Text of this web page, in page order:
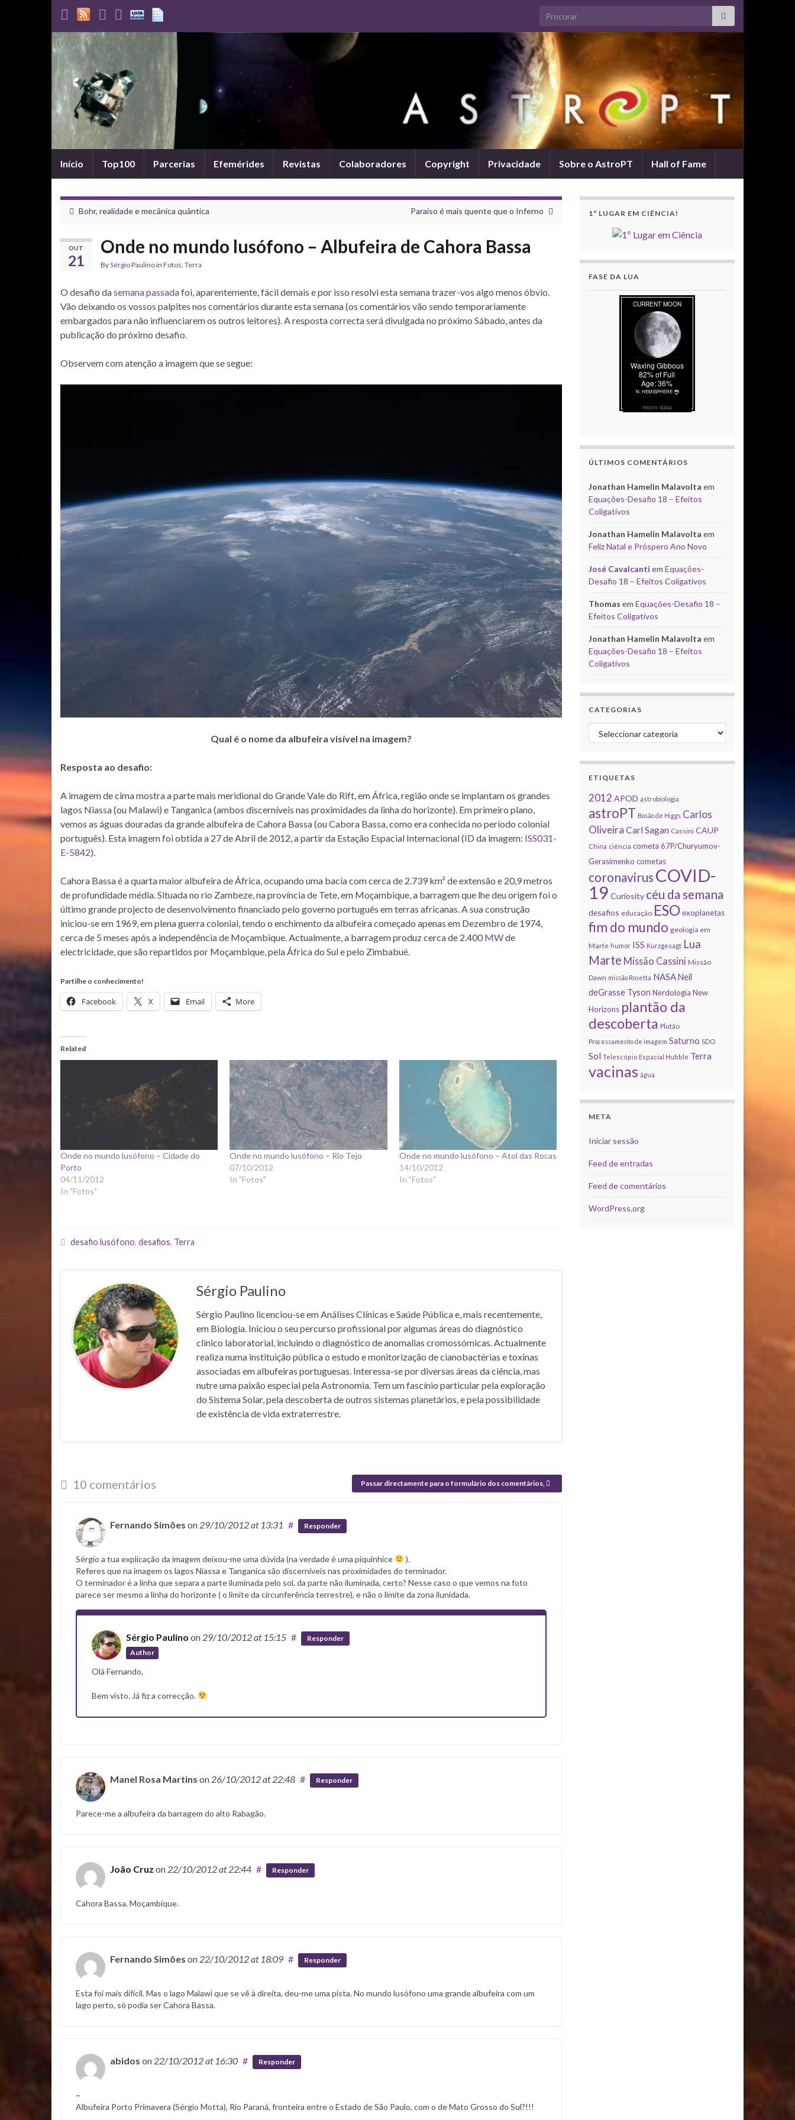
Search for:
Início Top100 Parcerias Efemérides Revistas Colaboradores Copyright Privacidade Sobre o AstroPT Hall of Fame
Bohr, realidade e mecânica quântica Paraíso é mais quente que o Inferno
OUT
21
Onde no mundo lusófono – Albufeira de Cahora Bassa
BySérgio Paulinoin Fotos, Terra
O desafio dasemana passadafoi, aparentemente, fácil demais e por isso resolvi esta semana trazer-vos algo menos óbvio.
Vão deixando os vossos palpites nos comentários durante esta semana (os comentários vão sendo temporariamente
embargados para não influenciarem os outros leitores). A resposta correcta será divulgada no próximo Sábado, antes da
publicação do próximo desafio.
Observem com atenção a imagem que se segue:
Qual é o nome da albufeira visível na imagem?
Resposta ao desafio:
A imagem de cima mostra a parte mais meridional do Grande Vale do Rift, em África, região onde se implantam os grandes
lagos Niassa (ou Malawi) e Tanganica (ambos discerníveis nas proximidades da linha do horizonte). Em primeiro plano,
vemos as águas douradas da grande albufeira de Cahora Bassa (ou Cabora Bassa, como era conhecida no período colonial
português). Esta imagem foi obtida a 27 de Abril de 2012, a partir da Estação Espacial Internacional (ID da imagem: ISS031-
E-5842).
Cahora Bassa é a quarta maior albufeira de África, ocupando uma bacia com cerca de 2.739 km² de extensão e 20,9 metros
de profundidade média. Situada no rio Zambeze, na província de Tete, em Moçambique, a barragem que lhe deu origem foi o
último grande projecto de desenvolvimento financiado pelo governo português em terras africanas. A sua construção
iniciou-se em 1969, em plena guerra colonial, tendo o enchimento da albufeira começado apenas em Dezembro de 1974,
cerca de 5 meses após a independência de Moçambique. Actualmente, a barragem produz cerca de 2.400 MWde
electricidade, que são repartidos por Moçambique, pela África do Sul e pelo Zimbabué.
Partilhe o conhecimento!
Facebook X Email More
Related
Onde no mundo lusófono – Cidade do
Porto
04/11/2012
In "Fotos"
Onde no mundo lusófono – Rio Tejo
07/10/2012
In "Fotos"
Onde no mundo lusófono – Atol das Rocas
14/10/2012
In "Fotos"
desafio lusófono, desafios, Terra
Sérgio Paulino
Sérgio Paulino licenciou-se em Análises Clínicas e Saúde Pública e, mais recentemente,
em Biologia. Iniciou o seu percurso profissional por algumas áreas do diagnóstico
clínico laboratorial, incluindo o diagnóstico de anomalias cromossómicas. Actualmente
realiza numa instituição pública o estudo e monitorização de cianobactérias e toxinas
associadas em albufeiras portuguesas. Interessa-se por diversas áreas da ciência, mas
nutre uma paixão especial pela Astronomia. Tem um fascínio particular pela exploração
do Sistema Solar, pela descoberta de outros sistemas planetários, e pela possibilidade
de existência de vida extraterrestre.
10 comentários Passar directamente para o formulário dos comentários,
Fernando Simões on 29/10/2012at 13:31 # Responder
Sérgio a tua explicação da imagem deixou-me uma dúvida (na verdade é uma piquinhice
).
Referes que na imagem os lagos Niassa e Tanganica são discerníveis nas proximidades do terminador.
O terminador é a linha que separa a parte iluminada pelo sol, da parte não iluminada, certo? Nesse caso o que vemos na foto
parece ser mesmo a linha do horizonte ( o limite da circunferência terrestre), e não o limite da zona ilunidada.
Sérgio Paulino on 29/10/2012at 15:15
Author
# Responder
Olá Fernando,
Bem visto. Já fiz a correcção.
Manel Rosa Martins on 26/10/2012at 22:48 # Responder
Parece-me a albufeira da barragem do alto Rabagão.
João Cruz on 22/10/2012at 22:44 # Responder
Cahora Bassa, Moçambique.
Fernando Simões on 22/10/2012at 18:09 # Responder
Esta foi mais difícil. Mas o lago Malawi que se vê à direita, deu-me uma pista. No mundo lusófono uma grande albufeira com um
lago perto, só podia ser Cahora Bassa.
abidos on 22/10/2012at 16:30 # Responder
~
Albufeira Porto Primavera (Sérgio Motta), Rio Paraná, fronteira entre o Estado de São Paulo, com o de Mato Grosso do Sul?!!!
1º LUGAR EM CIÊNCIA!
FASE DA LUA
moon data
ÚLTIMOS COMENTÁRIOS
Jonathan Hamelin Malavolta em
Equações-Desafio 18 – Efeitos
Coligativos
Jonathan Hamelin Malavolta em
Feliz Natal e Próspero Ano Novo
José Cavalcanti em Equações-
Desafio 18 – Efeitos Coligativos
Thomas em Equações-Desafio 18 –
Efeitos Coligativos
Jonathan Hamelin Malavolta em
Equações-Desafio 18 – Efeitos
Coligativos
CATEGORIAS
Categorias
ETIQUETAS
2012 APOD astrobiologia
astroPT Bosão de Higgs Carlos
Oliveira Carl Sagan Cassini CAUP
China ciência cometa 67P/Churyumov-
Gerasimenko cometas
coronavirus COVID-
19 Curiosity céu da semana
desafios educação ESO exoplanetas
fim do mundo geologia em
Marte humor ISS Kurzgesagt Lua
Marte Missão Cassini Missão
Dawn missão Rosetta NASA Neil
deGrasse Tyson Nerdologia New
Horizons plantão da
descoberta Plutão
Processamento de imagem Saturno SDO
Sol Telescópio Espacial Hubble Terra
vacinas água
META
Iniciar sessão
Feed de entradas
Feed de comentários
WordPress.org